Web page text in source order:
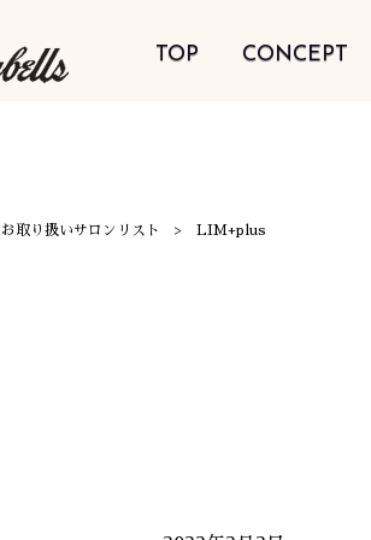
TOP CONCEPT
お取り扱いサロンリスト LIM+plus